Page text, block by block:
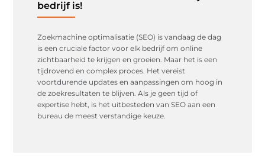
bedrijf is!
Zoekmachine optimalisatie (SEO) is vandaag de dag
is een cruciale factor voor elk bedrijf om online
zichtbaarheid te krijgen en groeien. Maar het is een
tijdrovend en complex proces. Het vereist
voortdurende updates en aanpassingen om hoog in
de zoekresultaten te blijven. Als je geen tijd of
expertise hebt, is het uitbesteden van SEO aan een
bureau de meest verstandige keuze.